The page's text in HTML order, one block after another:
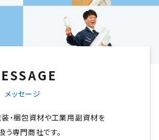
メッセージ
・梱包資材や工業用副資材を
う専門商社です。